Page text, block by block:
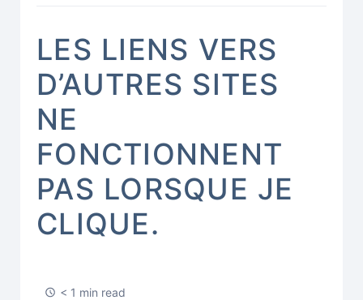
LES LIENS VERS
D’AUTRES SITES
NE
FONCTIONNENT
PAS LORSQUE JE
CLIQUE.
< 1 min read